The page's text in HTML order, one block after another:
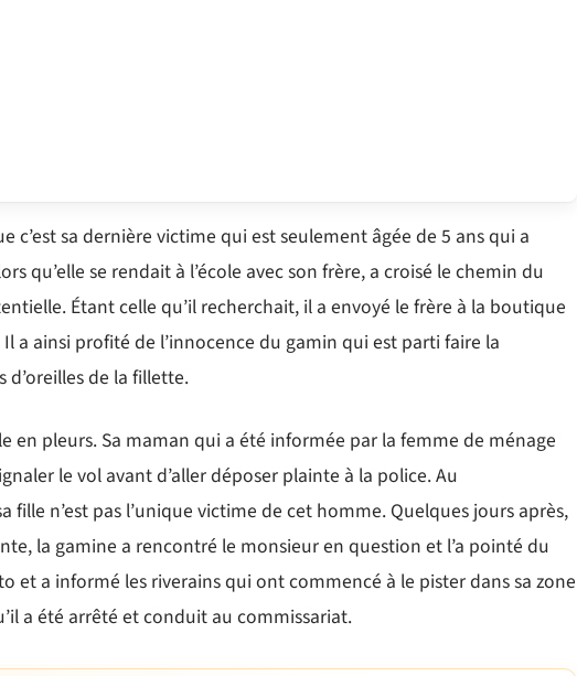
c’est sa dernière victime qui est seulement âgée de 5 ans qui a
qu’elle se rendait à l’école avec son frère, a croisé le chemin du
Étant celle qu’il recherchait, il a envoyé le frère à la boutique
a ainsi profité de l’innocence du gamin qui est parti faire la
de la fillette.
en pleurs. Sa maman qui a été informée par la femme de ménage
le vol avant d’aller déposer plainte à la police. Au
fille n’est pas l’unique victime de cet homme. Quelques jours après,
la gamine a rencontré le monsieur en question et l’a pointé du
et a informé les riverains qui ont commencé à le pister dans sa zone
a été arrêté et conduit au commissariat.